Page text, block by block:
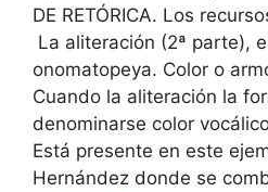
DE RETÓRICA. Los
La aliteración (2ª parte),
onomatopeya. Color o
Cuando la aliteración la
denominarse color
Está presente en este
Hernández donde se